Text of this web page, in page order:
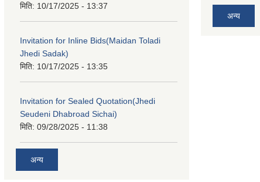
मिति: 10/17/2025 - 13:37
Invitation for Inline Bids(Maidan Toladi
Jhedi Sadak)
मिति: 10/17/2025 - 13:35
Invitation for Sealed Quotation(Jhedi
Seudeni Dhabroad Sichai)
मिति: 09/28/2025 - 11:38
अन्य
अन्य